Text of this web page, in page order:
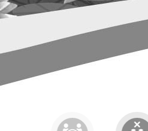
การ
ปฏิสัมพันธ์
ความ